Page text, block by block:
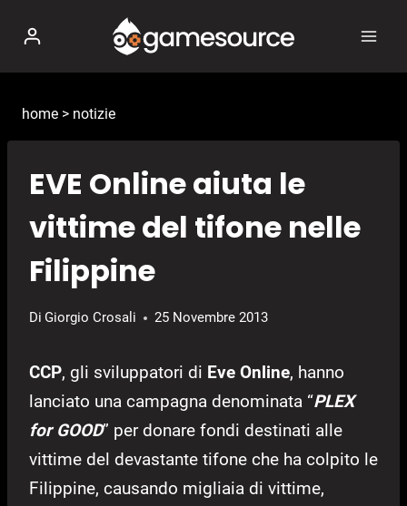
contenuto
home > notizie
EVE Online aiuta le
vittime del tifone nelle
Filippine
Di Giorgio Crosali 25 Novembre 2013
CCP, gli sviluppatori di Eve Online, hanno
lanciato una campagna denominata “PLEX
for GOOD” per donare fondi destinati alle
vittime del devastante tifone che ha colpito le
Filippine, causando migliaia di vittime,